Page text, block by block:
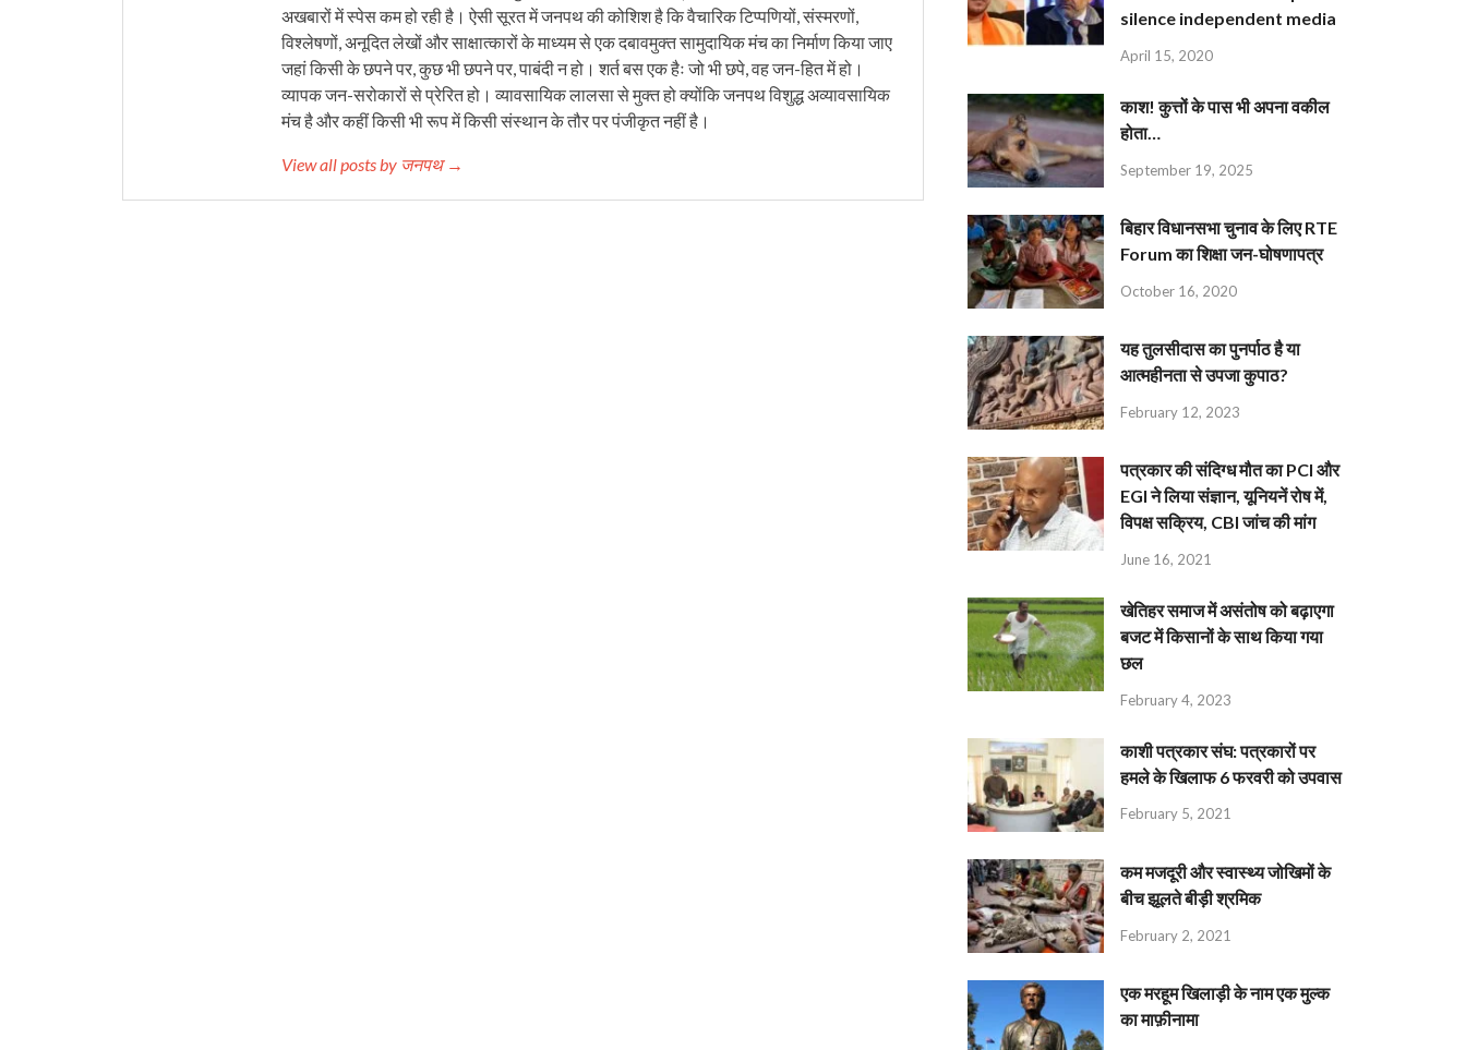
अखबारों में स्पेस कम हो रही है। ऐसी सूरत में जनपथ की कोशिश है कि वैचारिक टिप्पणियों, संस्मरणों,
विश्लेषणों, अनूदित लेखों और साक्षात्कारों के माध्यम से एक दबावमुक्त सामुदायिक मंच का निर्माण किया जाए
जहां किसी के छपने पर, कुछ भी छपने पर, पाबंदी न हो। शर्त बस एक हैः जो भी छपे, वह जन-हित में हो।
व्यापक जन-सरोकारों से प्रेरित हो। व्यावसायिक लालसा से मुक्त हो क्योंकि जनपथ विशुद्ध अव्यावसायिक
मंच है और कहीं किसी भी रूप में किसी संस्थान के तौर पर पंजीकृत नहीं है।
View all posts by जनपथ →
silence independent media
April 15, 2020
काश! कुत्तों के पास भी अपना वकील
होता…
September 19, 2025
बिहार विधानसभा चुनाव के लिए RTE
Forum का शिक्षा जन-घोषणापत्र
October 16, 2020
यह तुलसीदास का पुनर्पाठ है या
आत्महीनता से उपजा कुपाठ?
February 12, 2023
पत्रकार की संदिग्ध मौत का PCI और
EGI ने लिया संज्ञान, यूनियनें रोष में,
विपक्ष सक्रिय, CBI जांच की मांग
June 16, 2021
खेतिहर समाज में असंतोष को बढ़ाएगा
बजट में किसानों के साथ किया गया
छल
February 4, 2023
काशी पत्रकार संघ: पत्रकारों पर
हमले के खिलाफ 6 फरवरी को उपवास
February 5, 2021
कम मजदूरी और स्वास्थ्य जोखिमों के
बीच झूलते बीड़ी श्रमिक
February 2, 2021
एक मरहूम खिलाड़ी के नाम एक मुल्क
का माफ़ीनामा